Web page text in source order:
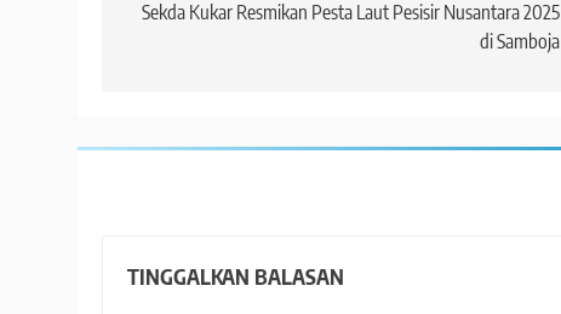
pos
Sekda Kukar Resmikan Pesta Laut Pesisir Nusantara 2025
di Samboja
TINGGALKAN BALASAN